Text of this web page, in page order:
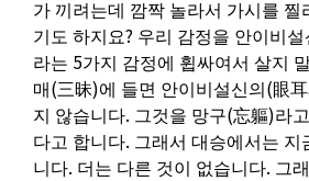
가 끼려는데 깜짝 놀라서 가시를 찔
기도 하지요? 우리 감정을 안이비설
라는 5가지 감정에 휩싸여서 살지
매 (三昧)에 들면 안이비설신의 (眼
지 않습니다. 그것을 망구(忘軀)라
다고 합니다. 그래서 대승에서는 지
니다. 더는 다른 것이 없습니다. 그